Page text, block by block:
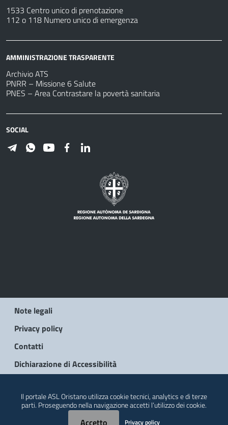
1533 Centro unico di prenotazione
112 o 118 Numero unico di emergenza
AMMINISTRAZIONE TRASPARENTE
Archivio ATS
PNRR – Missione 6 Salute
PNES – Area Contrastare la povertà sanitaria
SOCIAL
Note legali
Privacy policy
Contatti
Dichiarazione di Accessibilità
Il portale ASL Oristano utilizza cookie tecnici, analytics e di terze
parti. Proseguendo nella navigazione accetti l’utilizzo dei cookie.
Privacy policy